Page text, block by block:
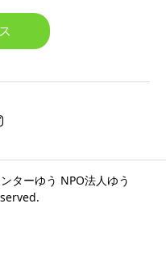
ターゆう NPO法人ゆう